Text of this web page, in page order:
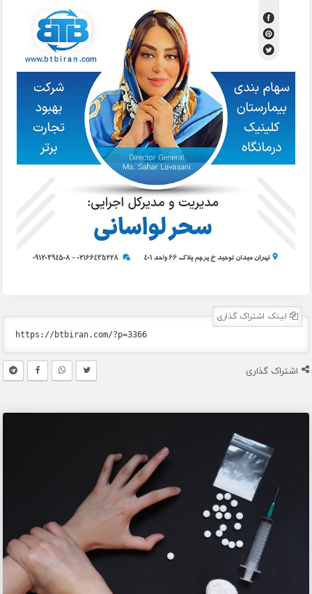
لینک اشتراک گذاری
اشتراک گذاری